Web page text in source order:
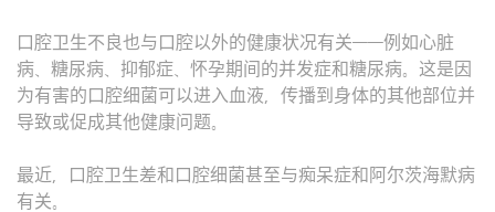
口腔卫生不良也与口腔以外的健康状况有关——例如心脏
病、糖尿病、抑郁症、怀孕期间的并发症和糖尿病。这是因
为有害的口腔细菌可以进入血液，传播到身体的其他部位并
导致或促成其他健康问题。
最近，口腔卫生差和口腔细菌甚至与痴呆症和阿尔茨海默病
有关。